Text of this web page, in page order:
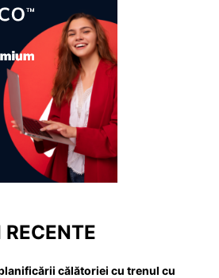
călătoriei cu trenul cu